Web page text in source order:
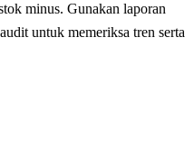
minus. Gunakan laporan
untuk memeriksa tren serta